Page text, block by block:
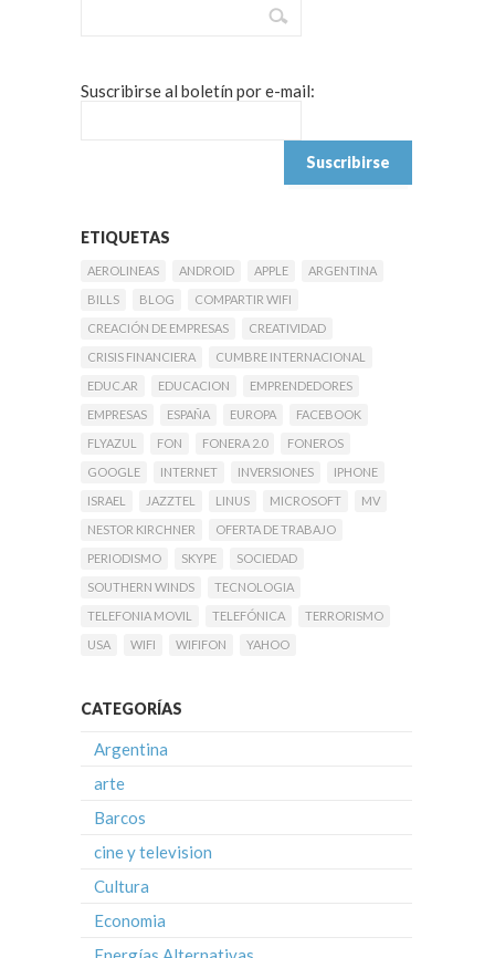
Suscribirse al boletín por e-mail:
ETIQUETAS
AEROLINEAS ANDROID APPLE
ARGENTINA
BILLS
BLOG
COMPARTIR WIFI
CREACIÓN DE EMPRESAS
CREATIVIDAD
CRISIS FINANCIERA
CUMBRE INTERNACIONAL
EDUC.AR
EDUCACION
EMPRENDEDORES
EMPRESAS
ESPAÑA EUROPA
FACEBOOK
FLYAZUL
FON FONERA 2.0
FONEROS
GOOGLE
INTERNET INVERSIONES
IPHONE
ISRAEL
JAZZTEL LINUS MICROSOFT
MV
NESTOR KIRCHNER
OFERTA DE TRABAJO
PERIODISMO
SKYPE
SOCIEDAD
SOUTHERN WINDS
TECNOLOGIA
TELEFONIA MOVIL
TELEFÓNICA
TERRORISMO
USA
WIFI WIFIFON YAHOO
CATEGORÍAS
Argentina
arte
Barcos
cine y television
Cultura
Economia